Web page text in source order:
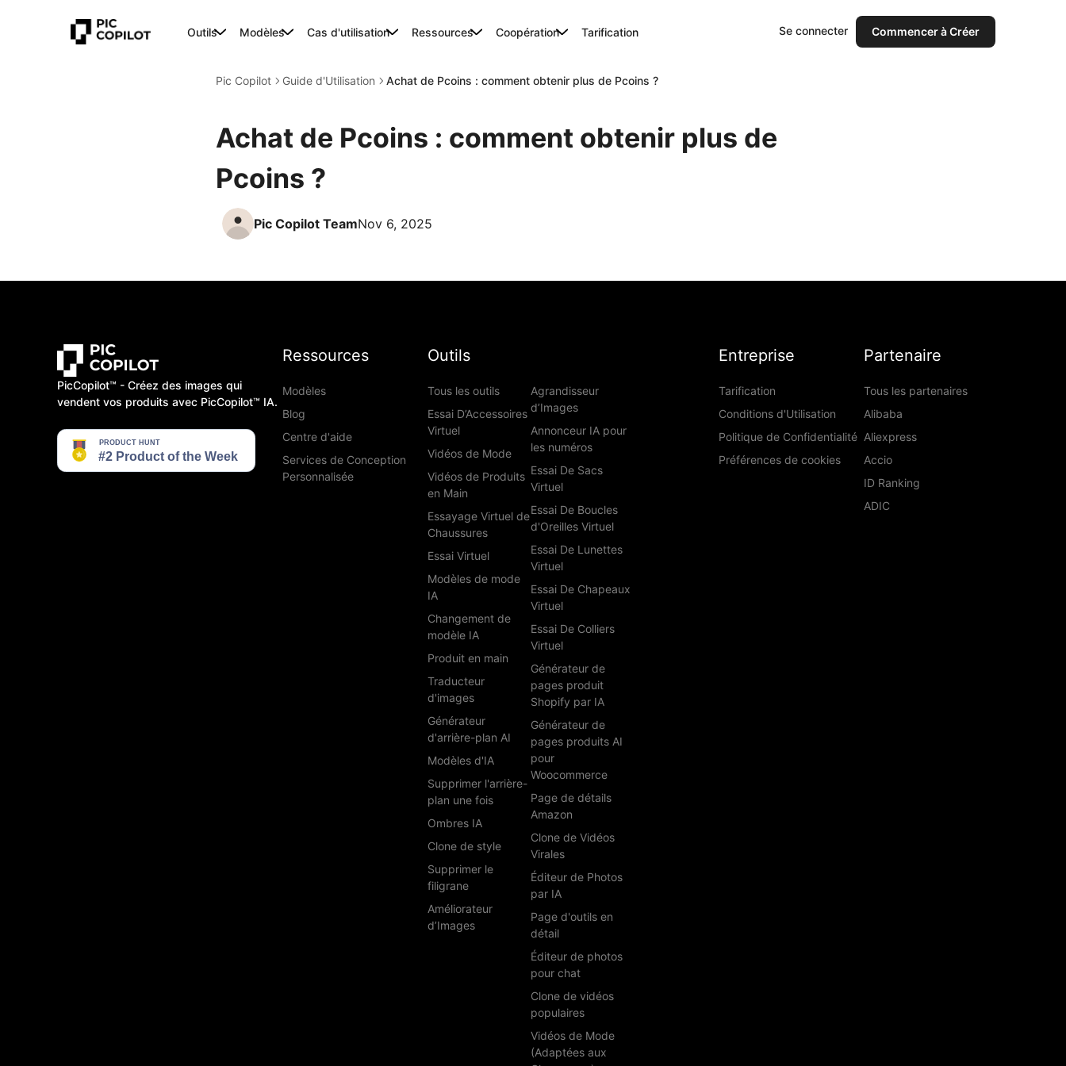
Outils Modèles Cas d'utilisation Ressources Coopération Tarification Se connecter Commencer à Créer
Pic Copilot Guide d'Utilisation Achat de Pcoins : comment obtenir plus de Pcoins ?
Achat de Pcoins : comment obtenir plus de
Pcoins ?
Pic Copilot TeamNov 6, 2025
PicCopilot™️ - Créez des images qui
vendent vos produits avec PicCopilot™️ IA.
Ressources
Modèles
Blog
Centre d'aide
Services de Conception
Personnalisée
Outils
Tous les outils
Essai D’Accessoires
Virtuel
Vidéos de Mode
Vidéos de Produits
en Main
Essayage Virtuel de
Chaussures
Essai Virtuel
Modèles de mode
IA
Changement de
modèle IA
Produit en main
Traducteur
d'images
Générateur
d'arrière-plan AI
Modèles d'IA
Supprimer l'arrière-
plan une fois
Ombres IA
Clone de style
Supprimer le
filigrane
Améliorateur
d’Images
Agrandisseur
d’Images
Annonceur IA pour
les numéros
Essai De Sacs
Virtuel
Essai De Boucles
d'Oreilles Virtuel
Essai De Lunettes
Virtuel
Essai De Chapeaux
Virtuel
Essai De Colliers
Virtuel
Générateur de
pages produit
Shopify par IA
Générateur de
pages produits AI
pour
Woocommerce
Page de détails
Amazon
Clone de Vidéos
Virales
Éditeur de Photos
par IA
Page d'outils en
détail
Éditeur de photos
pour chat
Clone de vidéos
populaires
Vidéos de Mode
(Adaptées aux
Entreprise
Tarification
Conditions d'Utilisation
Politique de Confidentialité
Préférences de cookies
Partenaire
Tous les partenaires
Alibaba
Aliexpress
Accio
ID Ranking
ADIC